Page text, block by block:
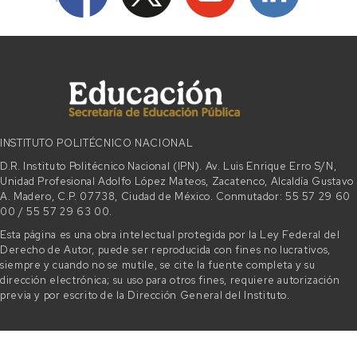
INSTITUTO POLITÉCNICO NACIONAL
D.R. Instituto Politécnico Nacional (IPN). Av. Luis Enrique Erro S/N,
Unidad Profesional Adolfo López Mateos, Zacatenco, Alcaldía Gustavo
A. Madero, C.P. 07738, Ciudad de México. Conmutador: 55 57 29 60
00 / 55 57 29 63 00.
Esta página es una obra intelectual protegida por la Ley Federal del
Derecho de Autor, puede ser reproducida con fines no lucrativos,
siempre y cuando no se mutile, se cite la fuente completa y su
dirección electrónica; su uso para otros fines, requiere autorización
previa y por escrito de la Dirección General del Instituto.